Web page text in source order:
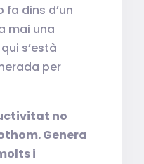
fa dins d’un
mai una
s’està
per
no
Genera
i